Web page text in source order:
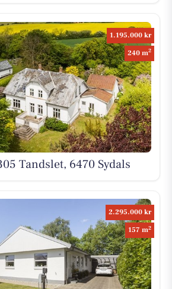
1.195.000 kr
240 m2
Tandslet, 6470 Sydals
2.295.000 kr
157 m2